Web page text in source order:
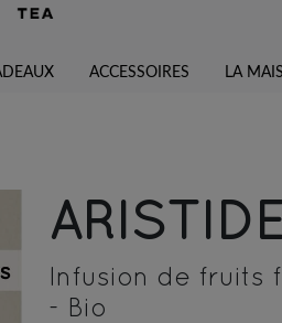
ACCESSOIRES LA
Infusion de fruits
- Bio